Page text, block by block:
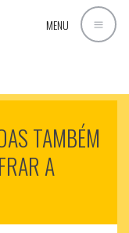
MENU
TAMBÉM
A